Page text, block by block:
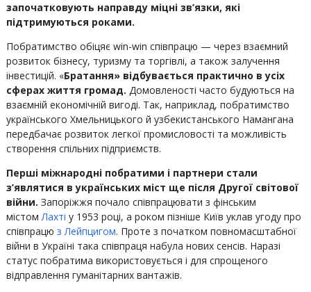
започатковують направду міцні зв’язки, які
підтримуються роками.
Побратимство обіцяє win-win співпрацю — через взаємний
розвиток бізнесу, туризму та торгівлі, а також залучення
інвестицій. «Братання» відбувається практично в усіх
сферах життя громад. Домовленості часто будуються на
взаємній економічній вигоді. Так, наприклад, побратимство
українського Хмельницького й узбекистанського Намангана
передбачає розвиток легкої промисловості та можливість
створення спільних підприємств.
Перші міжнародні побратими і партнери стали
з’являтися в українських міст ще після Другої світової
війни. Запоріжжя почало співпрацювати з фінським
містомЛахті у 1953 році, а роком пізніше Київ уклав угоду про
співпрацю з Лейпцигом. Проте з початком повномасштабної
війни в Україні така співпраця набула нових сенсів. Наразі
статус побратима використовується і для спрощеного
відправлення гуманітарних вантажів.